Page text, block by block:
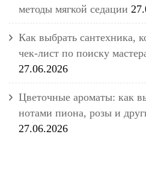
методы мягкой седации
Как выбрать сантехника,
чек-лист по поиску
27.06.2026
Цветочные ароматы: как
нотами пиона, розы и
27.06.2026